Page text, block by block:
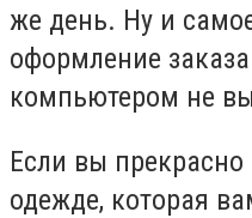
же день. Ну и
оформление
компьютером не
Если вы прекрасно
одежде, которая